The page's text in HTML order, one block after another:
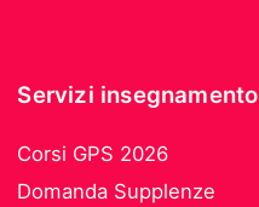
Servizi insegnamento
Corsi GPS 2026
Domanda Supplenze